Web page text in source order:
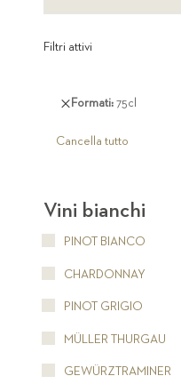
Filtri attivi
Formati 75cl
Rimuovi
articolo
Cancella tutto
Vini bianchi
PINOT BIANCO
CHARDONNAY
PINOT GRIGIO
MÜLLER THURGAU
GEWÜRZTRAMINER